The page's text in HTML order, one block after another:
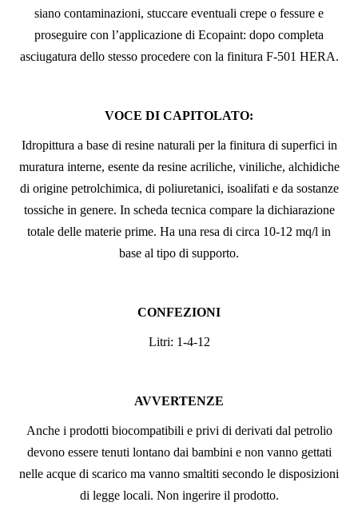
siano contaminazioni, stuccare eventuali crepe o fessure e
proseguire con l’applicazione di Ecopaint: dopo completa
asciugatura dello stesso procedere con la finitura F-501 HERA.
VOCE DI CAPITOLATO:
Idropittura a base di resine naturali per la finitura di superfici in
muratura interne, esente da resine acriliche, viniliche, alchidiche
di origine petrolchimica, di poliuretanici, isoalifati e da sostanze
tossiche in genere. In scheda tecnica compare la dichiarazione
totale delle materie prime. Ha una resa di circa 10-12 mq/l in
base al tipo di supporto.
CONFEZIONI
Litri: 1-4-12
AVVERTENZE
Anche i prodotti biocompatibili e privi di derivati dal petrolio
devono essere tenuti lontano dai bambini e non vanno gettati
nelle acque di scarico ma vanno smaltiti secondo le disposizioni
di legge locali. Non ingerire il prodotto.